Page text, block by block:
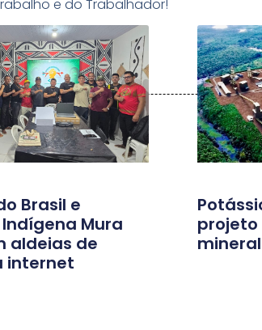
e do Trabalhador!
Brasil e
Mura
aldeias de
internet
projeto